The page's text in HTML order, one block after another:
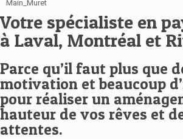
Main_Muret
Votre spécialiste en
à Laval, Montréal et
Parce qu’il faut plus que
motivation et beaucoup
pour réaliser un
hauteur de vos rêves et
attentes.